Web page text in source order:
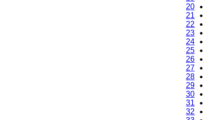
20
21
22
23
24
25
26
27
28
29
30
31
32